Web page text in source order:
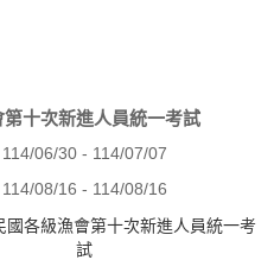
十次新進人員統一考試
114/06/30 - 114/07/07
114/08/16 - 114/08/16
國各級漁會第十次新進人員統一考
試